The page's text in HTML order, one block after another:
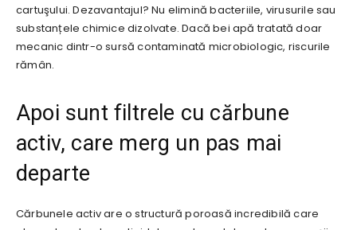
cartuşului. Dezavantajul? Nu elimină bacteriile, virusurile sau
substanțele chimice dizolvate. Dacă bei apă tratată doar
mecanic dintr-o sursă contaminată microbiologic, riscurile
rămân.
Apoi sunt filtrele cu cărbune
activ, care merg un pas mai
departe
Cărbunele activ are o structură poroasă incredibilă care